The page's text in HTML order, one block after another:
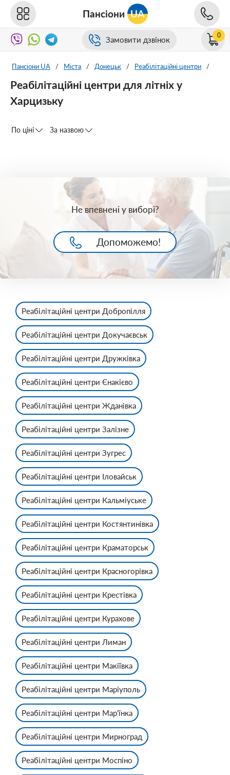
Пансіони UA
Замовити дзвінок 0
Пансіони UA / Міста / Донецьк / Реабілітаційні центри /
Реабілітаційні центри для літніх у
Харцизьку
По ціні За назвою
Не впевнені у виборі?
Допоможемо!
Реабілітаційні центри Добропілля
Реабілітаційні центри Докучаєвськ
Реабілітаційні центри Дружківка
Реабілітаційні центри Єнакієво
Реабілітаційні центри Жданівка
Реабілітаційні центри Залізне
Реабілітаційні центри Зугрес
Реабілітаційні центри Іловайськ
Реабілітаційні центри Кальміуське
Реабілітаційні центри Костянтинівка
Реабілітаційні центри Краматорськ
Реабілітаційні центри Красногорівка
Реабілітаційні центри Крестівка
Реабілітаційні центри Курахове
Реабілітаційні центри Лиман
Реабілітаційні центри Макіївка
Реабілітаційні центри Маріуполь
Реабілітаційні центри Мар'їнка
Реабілітаційні центри Мирноград
Реабілітаційні центри Моспіно